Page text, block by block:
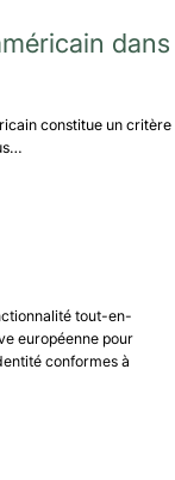
dans
constitue un critère
tout-en-
européenne pour
conformes à